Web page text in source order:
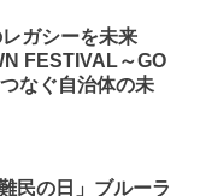
レガシーを未来
FESTIVAL～GO
なぐ自治体の未
民の日」ブルーラ